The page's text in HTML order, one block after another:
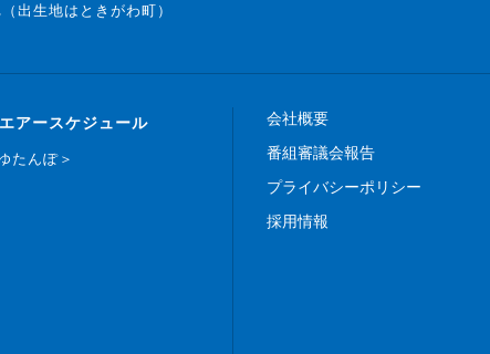
出生地はときがわ町）
エアースケジュール
たんぽ＞
会社概要
番組審議会報告
プライバシーポリシー
採用情報